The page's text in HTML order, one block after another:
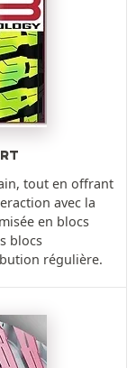
tout en offrant
avec la
en blocs
blocs
régulière.